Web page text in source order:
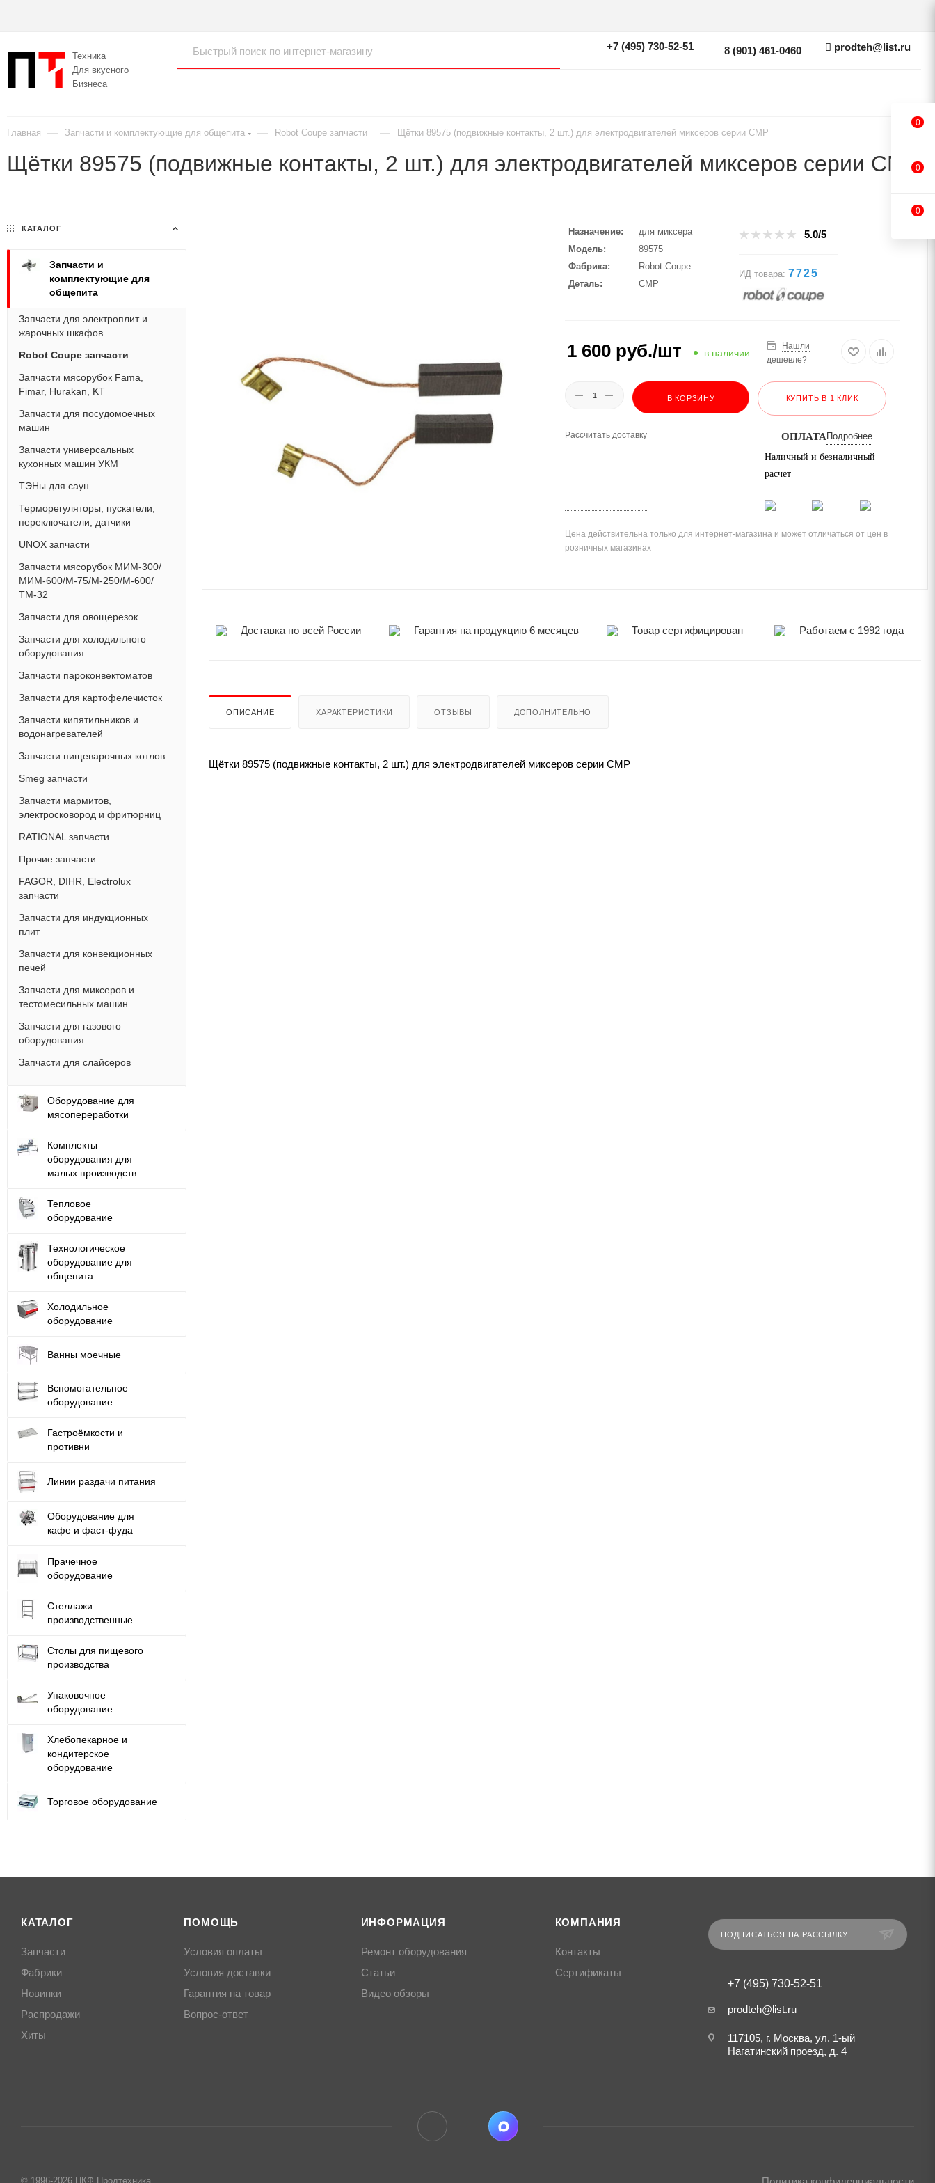
Техника
Для вкусного
Бизнеса
+7 (495) 730-52-51 8 (901) 461-0460 prodteh@list.ru
Главная — Запчасти и комплектующие для общепита — Robot Coupe запчасти — Щётки 89575 (подвижные контакты, 2 шт.) для электродвигателей миксеров серии CMP
Щётки 89575 (подвижные контакты, 2 шт.) для электродвигателей миксеров серии CMP
Назначение
для миксера
Модель
89575
Фабрика
Robot-Coupe
Деталь
CMP
5.0/5
ИД товара: 7725
1 600 руб./шт в наличии
Нашли
дешевле?
В КОРЗИНУ КУПИТЬ В 1 КЛИК
Рассчитать доставку ОПЛАТА Подробнее
Наличный и безналичный
расчет
Цена действительна только для интернет-магазина и может отличаться от цен в
розничных магазинах
Доставка по всей России Гарантия на продукцию 6 месяцев Товар сертифицирован Работаем с 1992 года
ОПИСАНИЕ ХАРАКТЕРИСТИКИ ОТЗЫВЫ ДОПОЛНИТЕЛЬНО
Щётки 89575 (подвижные контакты, 2 шт.) для электродвигателей миксеров серии CMP
КАТАЛОГ
Запчасти и
комплектующие для
общепита
Запчасти для электроплит и
жарочных шкафов
Robot Coupe запчасти
Запчасти мясорубок Fama,
Fimar, Hurakan, KT
Запчасти для посудомоечных
машин
Запчасти универсальных
кухонных машин УКМ
ТЭНы для саун
Терморегуляторы, пускатели,
переключатели, датчики
UNOX запчасти
Запчасти мясорубок МИМ-300/
МИМ-600/М-75/М-250/М-600/
ТМ-32
Запчасти для овощерезок
Запчасти для холодильного
оборудования
Запчасти пароконвектоматов
Запчасти для картофелечисток
Запчасти кипятильников и
водонагревателей
Запчасти пищеварочных котлов
Smeg запчасти
Запчасти мармитов,
электросковород и фритюрниц
RATIONAL запчасти
Прочие запчасти
FAGOR, DIHR, Electrolux
запчасти
Запчасти для индукционных
плит
Запчасти для конвекционных
печей
Запчасти для миксеров и
тестомесильных машин
Запчасти для газового
оборудования
Запчасти для слайсеров
Оборудование для
мясопереработки
Комплекты
оборудования для
малых производств
Тепловое
оборудование
Технологическое
оборудование для
общепита
Холодильное
оборудование
Ванны моечные
Вспомогательное
оборудование
Гастроёмкости и
противни
Линии раздачи питания
Оборудование для
кафе и фаст-фуда
Прачечное
оборудование
Стеллажи
производственные
Столы для пищевого
производства
Упаковочное
оборудование
Хлебопекарное и
кондитерское
оборудование
Торговое оборудование
КАТАЛОГ
Запчасти
Фабрики
Новинки
Распродажи
Хиты
ПОМОЩЬ
Условия оплаты
Условия доставки
Гарантия на товар
Вопрос-ответ
ИНФОРМАЦИЯ
Ремонт оборудования
Статьи
Видео обзоры
КОМПАНИЯ
Контакты
Сертификаты
ПОДПИСАТЬСЯ НА РАССЫЛКУ
+7 (495) 730-52-51
prodteh@list.ru
117105, г. Москва, ул. 1-ый
Нагатинский проезд, д. 4
© 1996-2026 ПКФ Продтехника
0
0
0